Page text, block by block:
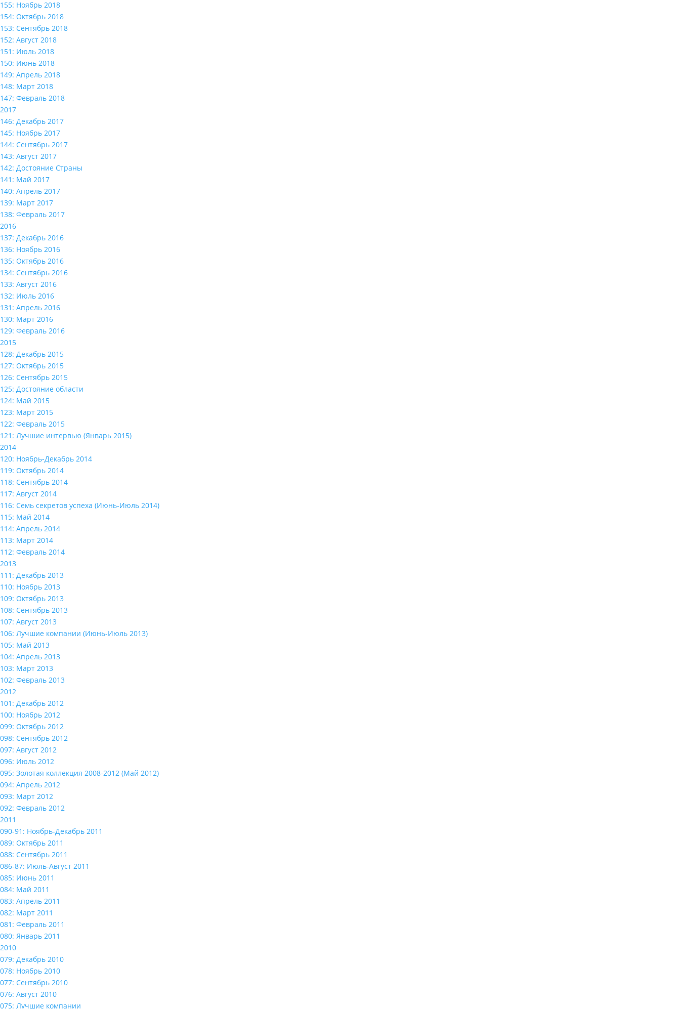
155: Ноябрь 2018
154: Октябрь 2018
153: Сентябрь 2018
152: Август 2018
151: Июль 2018
150: Июнь 2018
149: Апрель 2018
148: Март 2018
147: Февраль 2018
2017
146: Декабрь 2017
145: Ноябрь 2017
144: Сентябрь 2017
143: Август 2017
142: Достояние Страны
141: Май 2017
140: Апрель 2017
139: Март 2017
138: Февраль 2017
2016
137: Декабрь 2016
136: Ноябрь 2016
135: Октябрь 2016
134: Сентябрь 2016
133: Август 2016
132: Июль 2016
131: Апрель 2016
130: Март 2016
129: Февраль 2016
2015
128: Декабрь 2015
127: Октябрь 2015
126: Сентябрь 2015
125: Достояние области
124: Май 2015
123: Март 2015
122: Февраль 2015
121: Лучшие интервью (Январь 2015)
2014
120: Ноябрь-Декабрь 2014
119: Октябрь 2014
118: Сентябрь 2014
117: Август 2014
116: Семь секретов успеха (Июнь-Июль 2014)
115: Май 2014
114: Апрель 2014
113: Март 2014
112: Февраль 2014
2013
111: Декабрь 2013
110: Ноябрь 2013
109: Октябрь 2013
108: Сентябрь 2013
107: Август 2013
106: Лучшие компании (Июнь-Июль 2013)
105: Май 2013
104: Апрель 2013
103: Март 2013
102: Февраль 2013
2012
101: Декабрь 2012
100: Ноябрь 2012
099: Октябрь 2012
098: Сентябрь 2012
097: Август 2012
096: Июль 2012
095: Золотая коллекция 2008-2012 (Май 2012)
094: Апрель 2012
093: Март 2012
092: Февраль 2012
2011
090-91: Ноябрь-Декабрь 2011
089: Октябрь 2011
088: Сентябрь 2011
086-87: Июль-Август 2011
085: Июнь 2011
084: Май 2011
083: Апрель 2011
082: Март 2011
081: Февраль 2011
080: Январь 2011
2010
079: Декабрь 2010
078: Ноябрь 2010
077: Сентябрь 2010
076: Август 2010
075: Лучшие компании